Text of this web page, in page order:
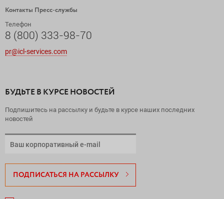
Контакты Пресс-службы
Телефон
8 (800) 333-98-70
pr@icl-services.com
БУДЬТЕ В КУРСЕ НОВОСТЕЙ
Подпишитесь на рассылку и будьте в курсе наших последних
новостей
ПОДПИСАТЬСЯ НА РАССЫЛКУ